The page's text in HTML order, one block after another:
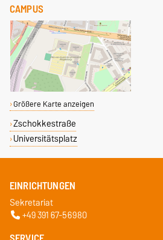
CAMPUS
Größere Karte anzeigen
Zschokkestraße
Universitätsplatz
EINRICHTUNGEN
Sekretariat
+49 391 67-56980